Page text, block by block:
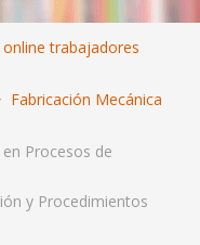
trabajadores
Fabricación Mecánica
Procesos de
y Procedimientos